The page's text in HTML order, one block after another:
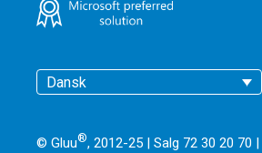
Dansk
© Gluu®, 2012-25 | Salg 72 30 20 70 |